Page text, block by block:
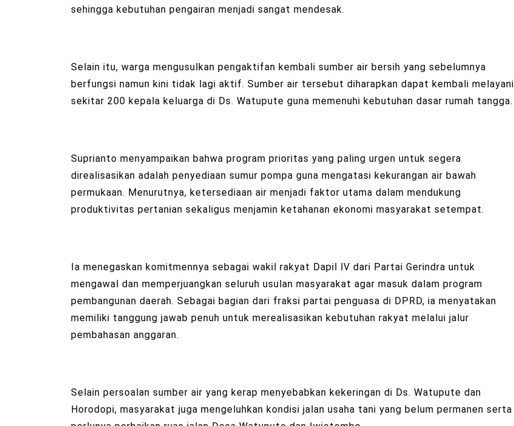
sehingga kebutuhan pengairan menjadi sangat mendesak.
Selain itu, warga mengusulkan pengaktifan kembali sumber air bersih yang sebelumnya
berfungsi namun kini tidak lagi aktif. Sumber air tersebut diharapkan dapat kembali melayani
sekitar 200 kepala keluarga di Ds. Watupute guna memenuhi kebutuhan dasar rumah tangga.
Suprianto menyampaikan bahwa program prioritas yang paling urgen untuk segera
direalisasikan adalah penyediaan sumur pompa guna mengatasi kekurangan air bawah
permukaan. Menurutnya, ketersediaan air menjadi faktor utama dalam mendukung
produktivitas pertanian sekaligus menjamin ketahanan ekonomi masyarakat setempat.
Ia menegaskan komitmennya sebagai wakil rakyat Dapil lV dari Partai Gerindra untuk
mengawal dan memperjuangkan seluruh usulan masyarakat agar masuk dalam program
pembangunan daerah. Sebagai bagian dari fraksi partai penguasa di DPRD, ia menyatakan
memiliki tanggung jawab penuh untuk merealisasikan kebutuhan rakyat melalui jalur
pembahasan anggaran.
Selain persoalan sumber air yang kerap menyebabkan kekeringan di Ds. Watupute dan
Horodopi, masyarakat juga mengeluhkan kondisi jalan usaha tani yang belum permanen serta